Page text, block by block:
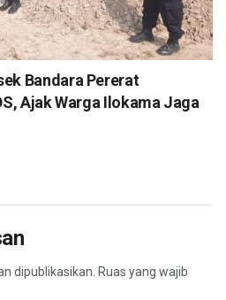
Bandara Pererat
Ajak Warga Ilokama Jaga
dipublikasikan. Ruas yang wajib